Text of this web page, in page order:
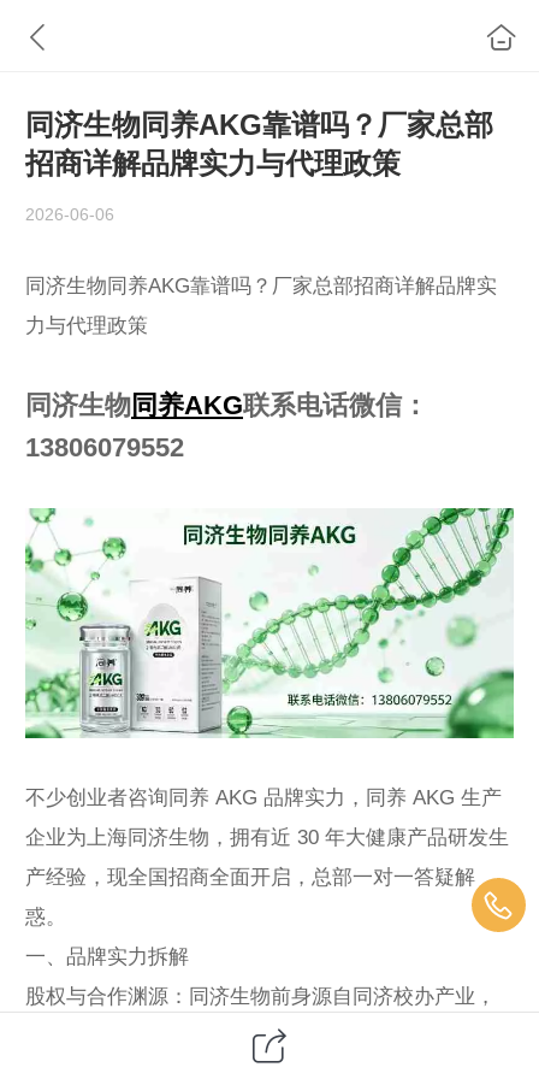
同济生物同养AKG靠谱吗？厂家总部
招商详解品牌实力与代理政策
2026-06-06
同济生物同养AKG靠谱吗？厂家总部招商详解品牌实
力与代理政策
同济生物同养AKG联系电话微信：
13806079552
不少创业者咨询同养 AKG 品牌实力，同养 AKG 生产
企业为上海同济生物，拥有近 30 年大健康产品研发生
产经验，现全国招商全面开启，总部一对一答疑解
惑。
一、品牌实力拆解
股权与合作渊源：同济生物前身源自同济校办产业，
同济科技上市平台参股企业，常年和同济大学营养研